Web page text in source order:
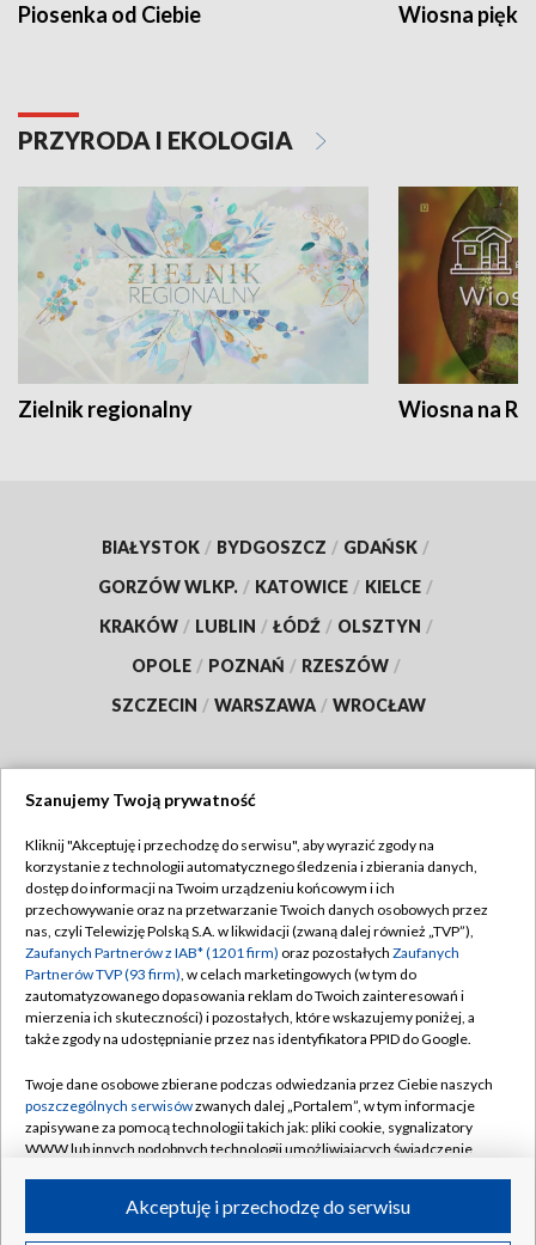
Piosenka od Ciebie Wiosna
PRZYRODA I EKOLOGIA
Zielnik regionalny Wiosna na
BIAŁYSTOK / BYDGOSZCZ / GDAŃSK /
GORZÓW WLKP. / KATOWICE / KIELCE /
KRAKÓW / LUBLIN / ŁÓDŹ / OLSZTYN /
OPOLE / POZNAŃ / RZESZÓW /
SZCZECIN / WARSZAWA / WROCŁAW
TVP
Abonament TVP
Emisja w TVP
Centrum informacji TVP
Naziemna Telewizja Cyfrowa
Rada Programowa
System NOS
Informacje o nadawcy
Program dla prasy
Regulamin TVP
Polityka prywatności
Moje zgody
Pomoc
Kontakt
Kanały
Szanujemy Twoją prywatność
Kliknij "Akceptuję i przechodzę do serwisu", aby wyrazić zgody na
korzystanie z technologii automatycznego śledzenia i zbierania danych,
dostęp do informacji na Twoim urządzeniu końcowym i ich
przechowywanie oraz na przetwarzanie Twoich danych osobowych przez
nas, czyli Telewizję Polską S.A. w likwidacji (zwaną dalej również „TVP”),
Zaufanych Partnerów z IAB* (1201 firm) oraz pozostałych Zaufanych
Partnerów TVP (93 firm), w celach marketingowych (w tym do
zautomatyzowanego dopasowania reklam do Twoich zainteresowań i
mierzenia ich skuteczności) i pozostałych, które wskazujemy poniżej, a
także zgody na udostępnianie przez nas identyfikatora PPID do Google.
Twoje dane osobowe zbierane podczas odwiedzania przez Ciebie naszych
poszczególnych serwisówzwanych dalej „Portalem”, w tym informacje
zapisywane za pomocą technologii takich jak: pliki cookie, sygnalizatory
WWW lub innych podobnych technologii umożliwiających świadczenie
ruchu w Internecie.Akceptuję i przechodzę do serwisu